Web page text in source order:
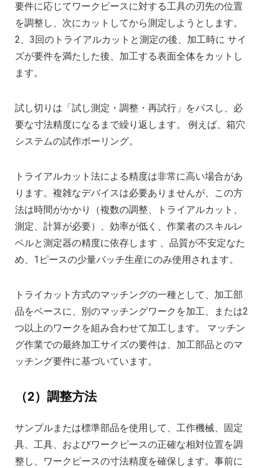
要件に応じてワークピースに対する工具の刃先の位置
を調整し、次にカットしてから測定しようとします。
2、3回のトライアルカットと測定の後、加工時に サイ
ズが要件を満たした後、加工する表面全体をカットし
ます。
試し切りは「試し測定・調整・再試行」をパスし、必
要な寸法精度になるまで繰り返します。 例えば、箱穴
システムの試作ボーリング。
トライアルカット法による精度は非常に高い場合があ
ります。複雑なデバイスは必要ありませんが、この方
法は時間がかかり（複数の調整、トライアルカット、
測定、計算が必要）、効率が低く、作業者のスキルレ
ベルと測定器の精度に依存します 、品質が不安定なた
め、1ピースの少量バッチ生産にのみ使用されます。
トライカット方式のマッチングの一種として、加工部
品をベースに、別のマッチングワークを加工、または2
つ以上のワークを組み合わせて加工します。 マッチン
グ作業での最終加工サイズの要件は、加工部品とのマ
ッチング要件に基づいています。
（2）調整方法
サンプルまたは標準部品を使用して、工作機械、固定
具、工具、およびワークピースの正確な相対位置を調
整し、ワークピースの寸法精度を確保します。事前に